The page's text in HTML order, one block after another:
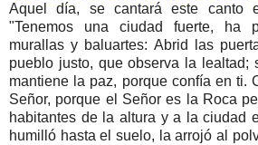
Aquel día, se cantará este canto
"Tenemos una ciudad fuerte, ha
murallas y baluartes: Abrid las
pueblo justo, que observa la lealtad;
mantiene la paz, porque confía en ti.
Señor, porque el Señor es la Roca
habitantes de la altura y a la ciudad
humilló hasta el suelo, la arrojó al